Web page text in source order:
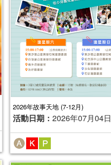
2026年故事天地 (7-12月)
活動日期： 2026年07月04日